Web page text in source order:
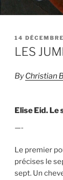
PUBLIÉ
LE
14
LES
ByChristian
Elise Eid. Le
—-
Le premier
précises le
sept. Un